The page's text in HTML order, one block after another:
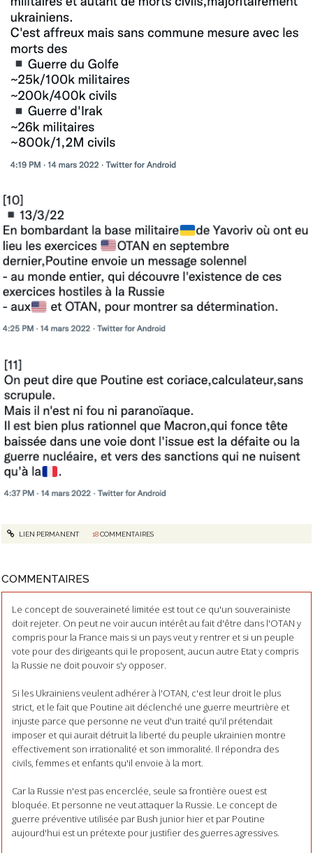
LIEN PERMANENT 18COMMENTAIRES
COMMENTAIRES
Le concept de souveraineté limitée est tout ce qu'un souverainiste
doit rejeter. On peut ne voir aucun intérêt au fait d'être dans l'OTAN y
compris pour la France mais si un pays veut y rentrer et si un peuple
vote pour des dirigeants qui le proposent, aucun autre Etat y compris
la Russie ne doit pouvoir s'y opposer.
Si les Ukrainiens veulent adhérer à l'OTAN, c'est leur droit le plus
strict, et le fait que Poutine ait déclenché une guerre meurtrière et
injuste parce que personne ne veut d'un traité qu'il prétendait
imposer et qui aurait détruit la liberté du peuple ukrainien montre
effectivement son irrationalité et son immoralité. Il répondra des
civils, femmes et enfants qu'il envoie à la mort.
Car la Russie n'est pas encerclée, seule sa frontière ouest est
bloquée. Et personne ne veut attaquer la Russie. Le concept de
guerre préventive utilisée par Bush junior hier et par Poutine
aujourd'hui est un prétexte pour justifier des guerres agressives.